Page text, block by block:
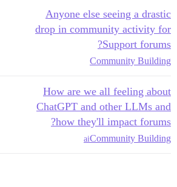
Anyone else seeing a drastic
drop in community activity for
Support forums?
Community Building
How are we all feeling about
ChatGPT and other LLMs and
how they'll impact forums?
Community Building
ai